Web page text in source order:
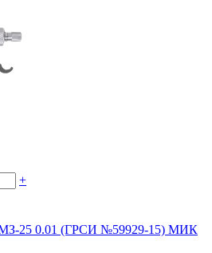
+
25 0.01 (ГРСИ №59929-15) МИК